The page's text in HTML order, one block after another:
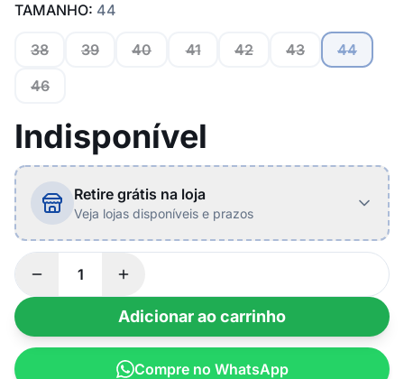
TAMANHO: 44
38 39 40 41 42 43
44
46
Indisponível
Retire grátis na loja
Veja lojas disponíveis e prazos
Adicionar ao carrinho
Compre no WhatsApp